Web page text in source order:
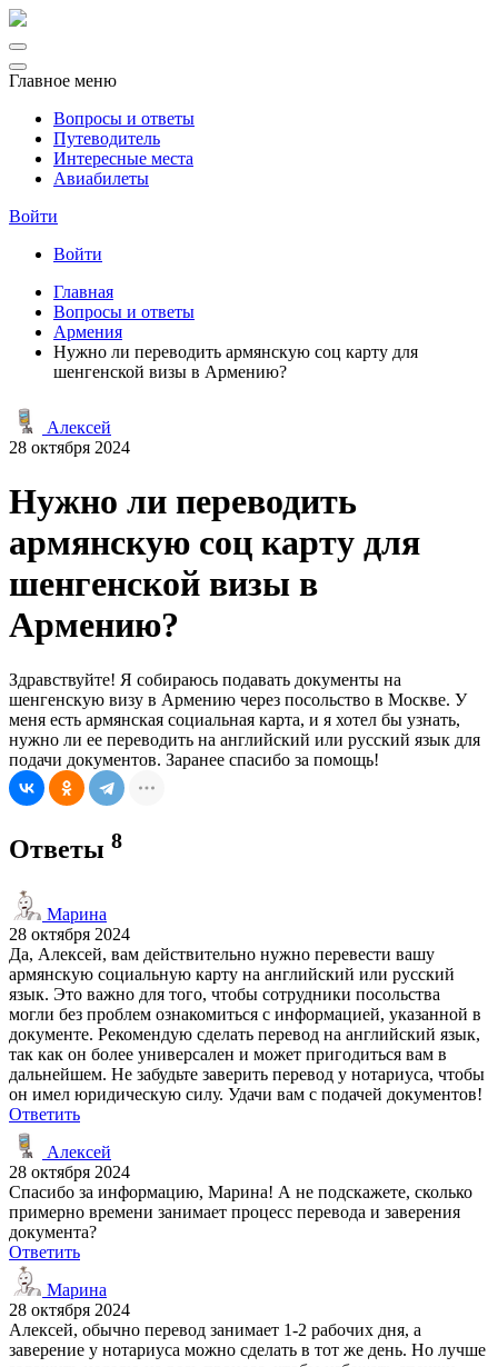
Главное меню
Вопросы и ответы
Путеводитель
Интересные места
Авиабилеты
Войти
Войти
Главная
Вопросы и ответы
Армения
Нужно ли переводить армянскую соц карту для
шенгенской визы в Армению?
Алексей
28 октября 2024
Нужно ли переводить
армянскую соц карту для
шенгенской визы в
Армению?
Здравствуйте! Я собираюсь подавать документы на
шенгенскую визу в Армению через посольство в Москве. У
меня есть армянская социальная карта, и я хотел бы узнать,
нужно ли ее переводить на английский или русский язык для
подачи документов. Заранее спасибо за помощь!
Ответы 8
Марина
28 октября 2024
Да, Алексей, вам действительно нужно перевести вашу
армянскую социальную карту на английский или русский
язык. Это важно для того, чтобы сотрудники посольства
могли без проблем ознакомиться с информацией, указанной в
документе. Рекомендую сделать перевод на английский язык,
так как он более универсален и может пригодиться вам в
дальнейшем. Не забудьте заверить перевод у нотариуса, чтобы
он имел юридическую силу. Удачи вам с подачей документов!
Ответить
Алексей
28 октября 2024
Спасибо за информацию, Марина! А не подскажете, сколько
примерно времени занимает процесс перевода и заверения
документа?
Ответить
Марина
28 октября 2024
Алексей, обычно перевод занимает 1-2 рабочих дня, а
заверение у нотариуса можно сделать в тот же день. Но лучше